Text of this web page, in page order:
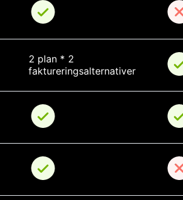
2 plan * 2
faktureringsalternativer